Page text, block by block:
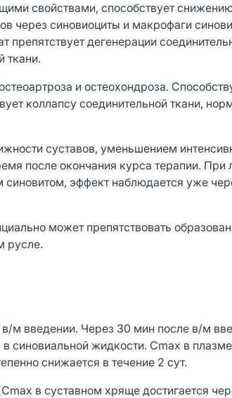
свойствами, способствует
через синовиоциты и макрофаги
дегенерации
ткани.
и остеохондроза.
коллапсу соединительной ткани,
суставов, уменьшением
после окончания курса терапии. При
эффект наблюдается уже
может препятствовать
русле.
м введении. Через 30 мин после в/м
синовиальной жидкости. Cmax в
снижается в течение 2 сут.
в суставном хряще достигается